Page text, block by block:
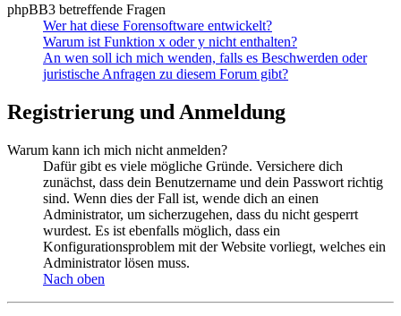
phpBB3 betreffende Fragen
Wer hat diese Forensoftware entwickelt?
Warum ist Funktion x oder y nicht enthalten?
An wen soll ich mich wenden, falls es Beschwerden oder
juristische Anfragen zu diesem Forum gibt?
Registrierung und Anmeldung
Warum kann ich mich nicht anmelden?
Dafür gibt es viele mögliche Gründe. Versichere dich
zunächst, dass dein Benutzername und dein Passwort richtig
sind. Wenn dies der Fall ist, wende dich an einen
Administrator, um sicherzugehen, dass du nicht gesperrt
wurdest. Es ist ebenfalls möglich, dass ein
Konfigurationsproblem mit der Website vorliegt, welches ein
Administrator lösen muss.
Nach oben